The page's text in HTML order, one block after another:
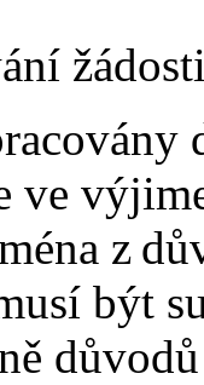
ve
z
být